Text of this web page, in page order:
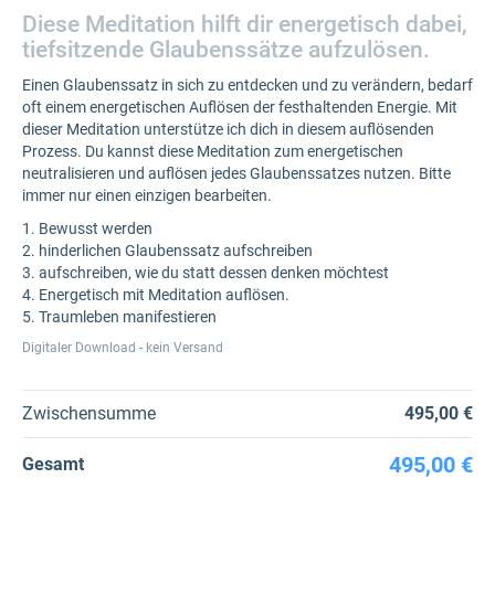
Diese Meditation hilft dir energetisch dabei,
tiefsitzende Glaubenssätze aufzulösen.
Einen Glaubenssatz in sich zu entdecken und zu verändern, bedarf
oft einem energetischen Auflösen der festhaltenden Energie. Mit
dieser Meditation unterstütze ich dich in diesem auflösenden
Prozess. Du kannst diese Meditation zum energetischen
neutralisieren und auflösen jedes Glaubenssatzes nutzen. Bitte
immer nur einen einzigen bearbeiten.
1. Bewusst werden
2. hinderlichen Glaubenssatz aufschreiben
3. aufschreiben, wie du statt dessen denken möchtest
4. Energetisch mit Meditation auflösen.
5. Traumleben manifestieren
Digitaler Download - kein Versand
Zwischensumme 495,00 €
Gesamt 495,00 €